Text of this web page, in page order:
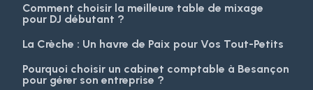
Comment choisir la meilleure table de mixage
pour DJ débutant ?
La Crèche : Un havre de Paix pour Vos Tout-Petits
Pourquoi choisir un cabinet comptable à Besançon
pour gérer son entreprise ?